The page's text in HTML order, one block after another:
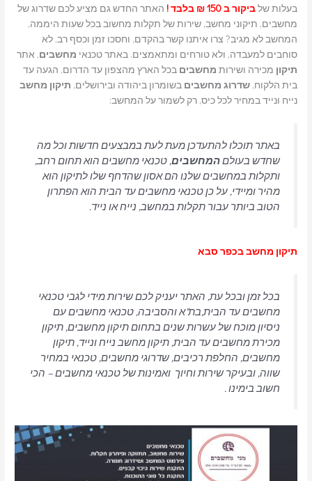
בעלות שלביקור ב 150 ₪ בלבד !
האתר החדש גם מציע לכם שדרוג של
מחשבים, תיקוני מחשב, שירות של תקלות מחשוב בכל שעות היממה,
המחשב לא מגיב? צרו איתנו קשר בהקדם, וחסכו זמן וכסף רב, לא
סוחבים למעבדה, ולא טורחים ומתאמצים. באתר טכנאי מחשבים, אתר
תיקון מכירה ושירות מחשבים בכל הארץ מהצפון עד הדרום, הגעה עד
בית הלקוח,שדרוג מחשבים בשומרון ביהודה ובירושלים, תיקון מחשב
נייח ונייד במחיר לכל כיס, רק לשמור על המחשב:
באתר תוכלו להתעדכן מעת לעת במבצעים חדשות וכל מה
שחדש בעולםהמחשבים, טכנאי מחשבים הוא תחום רחב,
ותקלות במחשבים שלנו הם אסון שהדחף שלו לתיקון הוא
מהיר ומיידי, על כן טכנאי מחשבים עד הבית הוא הפתרון
הטוב ביותר עבור תקלות במחשב, נייח או נייד.
תיקון מחשב בכפר סבא
בכל זמן ובכל עת, האתר יעניק לכם שירות מידי לגבי טכנאי
מחשבים עד הבית,בת"א והסביבה, טכנאי מחשבים עם
ניסיון מוכח של עשרות שנים בתחום תיקון מחשבים, תיקון
מכירת מחשבים עד הבית, תיקון מחשב נייח ונייד, תיקון
מחשבים, החלפת רכיבים, שדרוגי מחשבים, טכנאי במחיר
שווה, ובעיקר שירות וחיוך ואמינות של טכנאי מחשבים – הכי
חשוב בימינו .